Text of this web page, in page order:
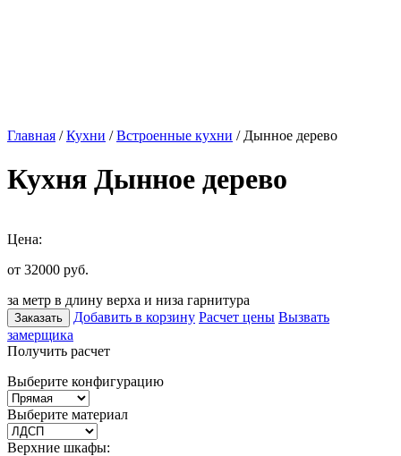
Главная /Кухни /Встроенные кухни / Дынное дерево
Кухня Дынное дерево
Цена:
от 32000 руб.
за метр в длину верха и низа гарнитура
Заказать Добавить в корзину Расчет цены Вызвать
замерщика
Получить расчет
Выберите конфигурацию
Выберите материал
Верхние шкафы: